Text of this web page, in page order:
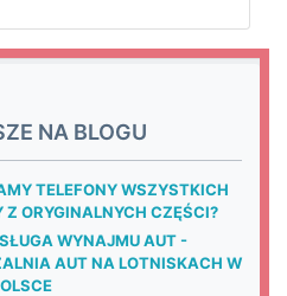
NA BLOGU
TELEFONY WSZYSTKICH
ORYGINALNYCH CZĘŚCI?
WYNAJMU AUT -
AUT NA LOTNISKACH W